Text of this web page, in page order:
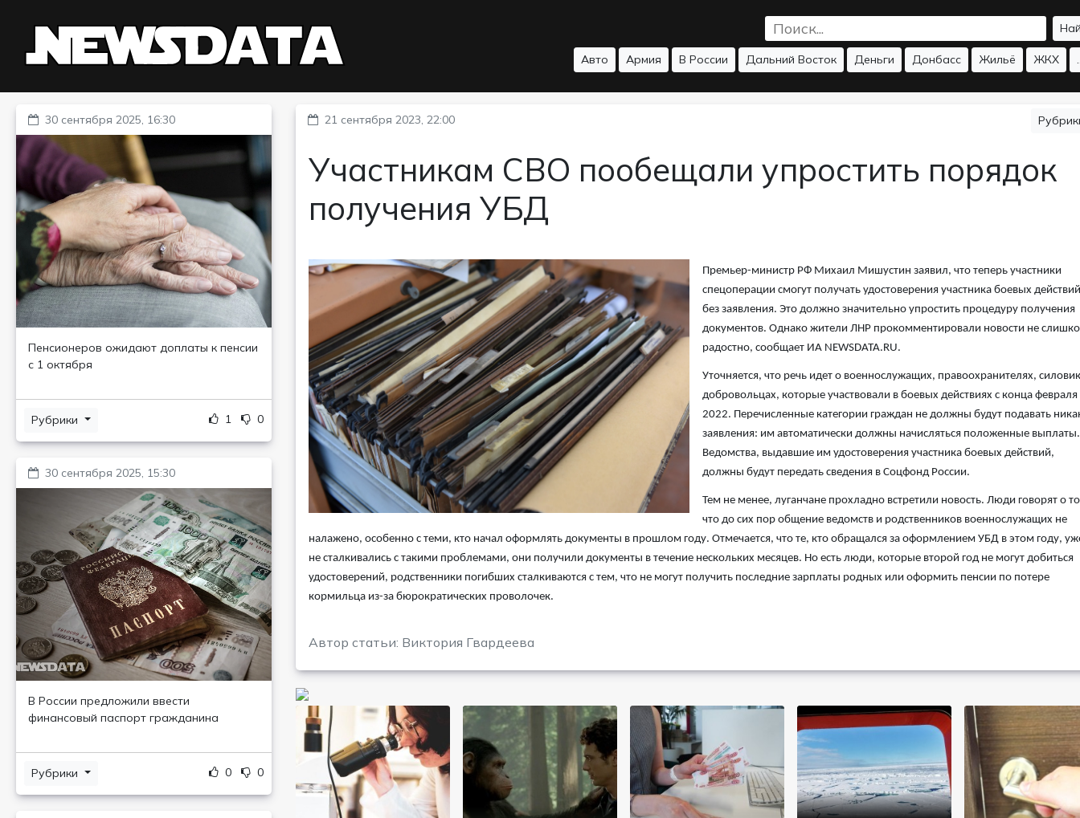
Авто Армия В России Дальний Восток Деньги Донбасс Жильё ЖКХ
30 сентября 2025, 16:30
Пенсионеров ожидают доплаты к пенсии
с 1 октября
Рубрики 1 0
30 сентября 2025, 15:30
В России предложили ввести
финансовый паспорт гражданина
Рубрики 0 0
21 сентября 2023, 22:00
Участникам СВО пообещали упростить порядок
получения УБД
Премьер-министр РФ Михаил Мишустин заявил, что теперь участники
спецоперации смогут получать удостоверения участника боевых действий
без заявления. Это должно значительно упростить процедуру получения
документов. Однако жители ЛНР прокомментировали новости не
радостно, сообщает ИА NEWSDATA.RU.
Уточняется, что речь идет о военнослужащих, правоохранителях,
добровольцах, которые участвовали в боевых действиях с конца февраля
2022. Перечисленные категории граждан не должны будут подавать
заявления: им автоматически должны начисляться положенные выплаты.
Ведомства, выдавшие им удостоверения участника боевых действий,
должны будут передать сведения в Соцфонд России.
Тем не менее, луганчане прохладно встретили новость. Люди говорят о
что до сих пор общение ведомств и родственников военнослужащих не
налажено, особенно с теми, кто начал оформлять документы в прошлом году. Отмечается, что те, кто обращался за оформлением УБД в этом году,
не сталкивались с такими проблемами, они получили документы в течение нескольких месяцев. Но есть люди, которые второй год не могут добиться
удостоверений, родственники погибших сталкиваются с тем, что не могут получить последние зарплаты родных или оформить пенсии по потере
кормильца из-за бюрократических проволочек.
Автор статьи: Виктория Гвардеева